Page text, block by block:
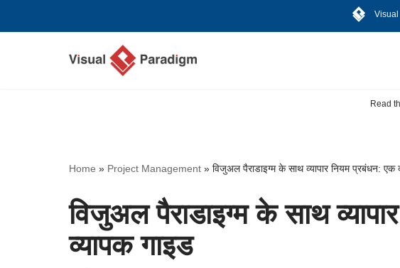
Visual
Read
Home » Project Management » विजुअल पैराडाइग्म के साथ व्यापार नियम प्रबंधन: एक
विजुअल पैराडाइग्म के साथ
व्यापक गाइड